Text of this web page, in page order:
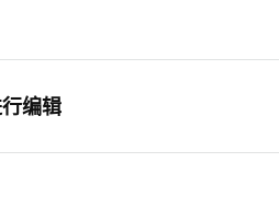
编辑